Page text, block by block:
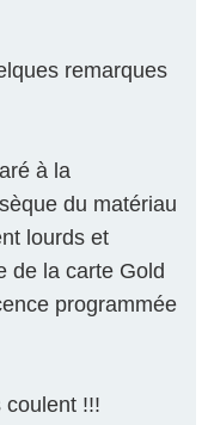
remarques
à la
du matériau
lourds et
de la carte Gold
programmée
coulent !!!